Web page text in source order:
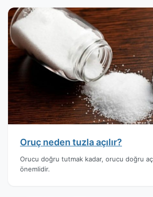
Oruç neden tuzla açılır?
Orucu doğru tutmak kadar, orucu doğru
önemlidir.